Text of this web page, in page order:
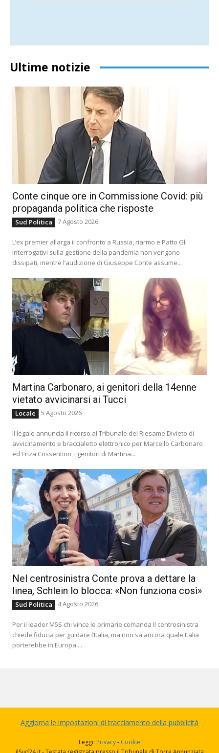
Ultime notizie
Conte cinque ore in Commissione Covid: più
propaganda politica che risposte
Sud Politica 7 Agosto 2026
L’ex premier allarga il confronto a Russia, riarmo e Patto Gli
interrogativi sulla gestione della pandemia non vengono
dissipati, mentre l’audizione di Giuseppe Conte assume...
Martina Carbonaro, ai genitori della 14enne
vietato avvicinarsi ai Tucci
Locale 5 Agosto 2026
Il legale annuncia il ricorso al Tribunale del Riesame Divieto di
avvicinamento e braccialetto elettronico per Marcello Carbonaro
ed Enza Cossentino, i genitori di Martina...
Nel centrosinistra Conte prova a dettare la
linea, Schlein lo blocca: «Non funziona così»
Sud Politica 4 Agosto 2026
Per il leader M5S chi vince le primarie comanda Il centrosinistra
chiede fiducia per guidare l’Italia, ma non sa ancora quale Italia
porterebbe in Europa....
Aggiorna le impostazioni di tracciamento della pubblicità
Leggi: Privacy- Cookie